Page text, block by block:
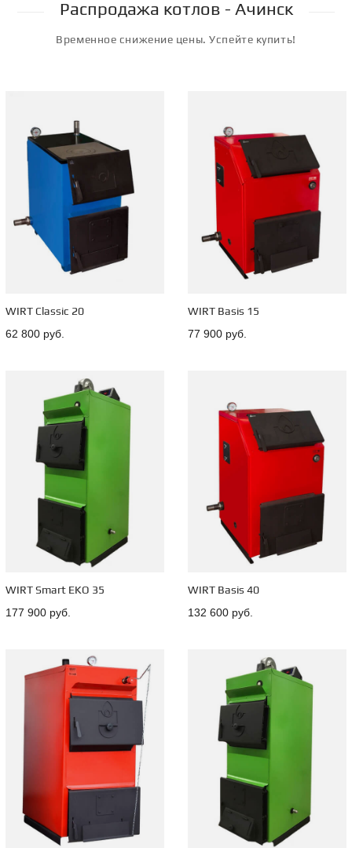
Распродажа котлов - Ачинск
Временное снижение цены. Успейте купить!
WIRT Classic 20
62 800 руб.
WIRT Basis 15
77 900 руб.
WIRT Smart EKO 35
177 900 руб.
WIRT Basis 40
132 600 руб.